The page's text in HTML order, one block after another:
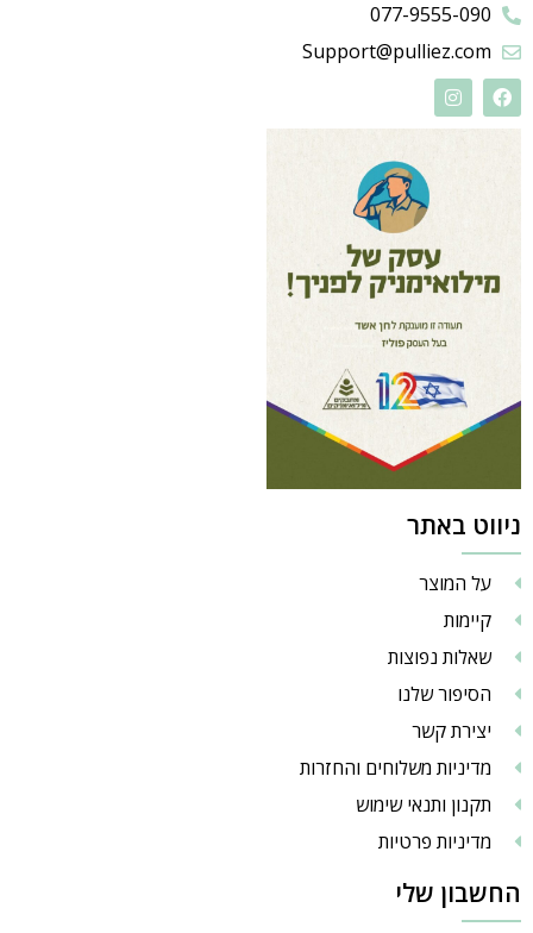
077-9555-090
Support@pulliez.com
ניווט באתר
על המוצר
קיימות
שאלות נפוצות
הסיפור שלנו
יצירת קשר
מדיניות משלוחים והחזרות
תקנון ותנאי שימוש
מדיניות פרטיות
החשבון שלי